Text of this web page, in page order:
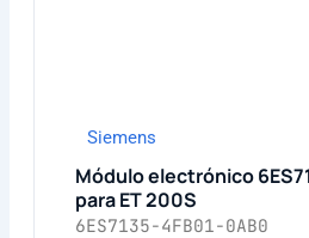
Siemens
Módulo electrónico
para ET 200S
6ES7135-4FB01-0AB0